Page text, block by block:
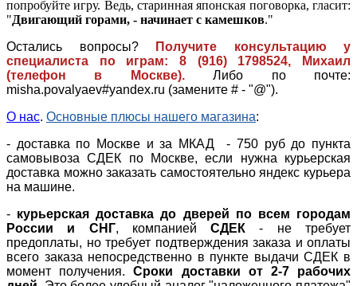
попробуйте игру. Ведь, старинная японская поговорка, гласит:
"Двигающий горами, - начинает с камешков."
Остались вопросы?
Получите консультацию у
специалиста по играм: 8 (916) 1798524, Михаил
(телефон в Москве).Либо по почте:
misha.povalyaev#yandex.ru (замените # - "@").
О нас. Основные плюсы нашего магазина:
- доставка по Москве и за МКАД - 750 руб до пункта
самовывоза СДЕК по Москве, если нужна курьерская
доставка можно заказать самостоятельно яндекс курьера
на машине.
- курьерская доставка до дверей по всем городам
России и СНГ, компаниейСДЕК - не требует
предоплаты, но требует подтверждения заказа и оплаты
всего заказа непосредственно в пункте выдачи СДЕК в
момент получения.Сроки доставки от 2-7 рабочих